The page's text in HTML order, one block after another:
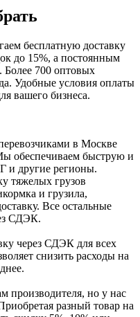
бесплатную доставку
до 15%, а постоянным
700 оптовых
Удобные условия оплаты
вашего бизнеса.
в Москве
обеспечиваем быструю и
и другие регионы.
тяжелых грузов
и грузила,
Все остальные
СДЭК.
через СДЭК для всех
снизить расходы на
производителя, но у нас
разный товар на